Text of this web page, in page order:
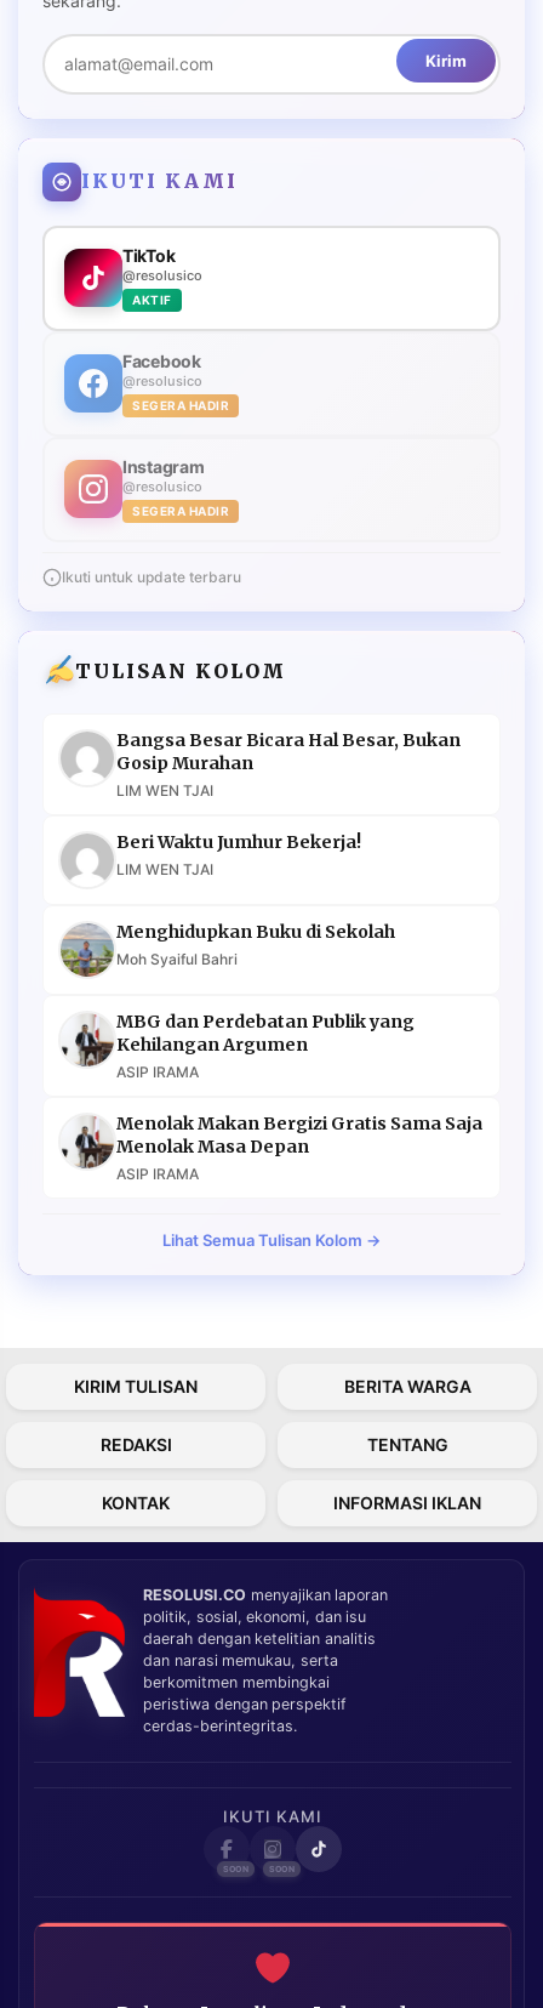
Kirim
IKUTI KAMI
TikTok
@resolusico
AKTIF
Facebook
@resolusico
SEGERA HADIR
Instagram
@resolusico
SEGERA HADIR
Ikuti untuk update terbaru
TULISAN KOLOM
Bangsa Besar Bicara Hal Besar, Bukan
Gosip Murahan
LIM WEN TJAI
Beri Waktu Jumhur Bekerja!
LIM WEN TJAI
Menghidupkan Buku di Sekolah
Moh Syaiful Bahri
MBG dan Perdebatan Publik yang
Kehilangan Argumen
ASIP IRAMA
Menolak Makan Bergizi Gratis Sama Saja
Menolak Masa Depan
ASIP IRAMA
Lihat Semua Tulisan Kolom →
KIRIM TULISAN BERITA WARGA
REDAKSI TENTANG
KONTAK INFORMASI IKLAN
RESOLUSI.CO menyajikan laporan
politik, sosial, ekonomi, dan isu
daerah dengan ketelitian analitis
dan narasi memukau, serta
berkomitmen membingkai
peristiwa dengan perspektif
cerdas-berintegritas.
IKUTI KAMI